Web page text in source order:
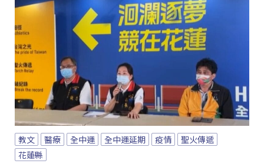
教文 醫療 全中運 全中運延期 疫情
聖火傳遞
花蓮縣